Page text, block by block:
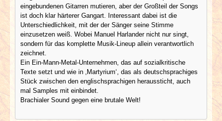
eingebundenen Gitarren mutieren, aber der Großteil der Songs
ist doch klar härterer Gangart. Interessant dabei ist die
Unterschiedlichkeit, mit der der Sänger seine Stimme
einzusetzen weiß. Wobei Manuel Harlander nicht nur singt,
sondern für das komplette Musik-Lineup allein verantwortlich
zeichnet.
Ein Ein-Mann-Metal-Unternehmen, das auf sozialkritische
Texte setzt und wie in ‚Martyrium‘, das als deutschsprachiges
Stück zwischen den englischsprachigen heraussticht, auch
mal Samples mit einbindet.
Brachialer Sound gegen eine brutale Welt!